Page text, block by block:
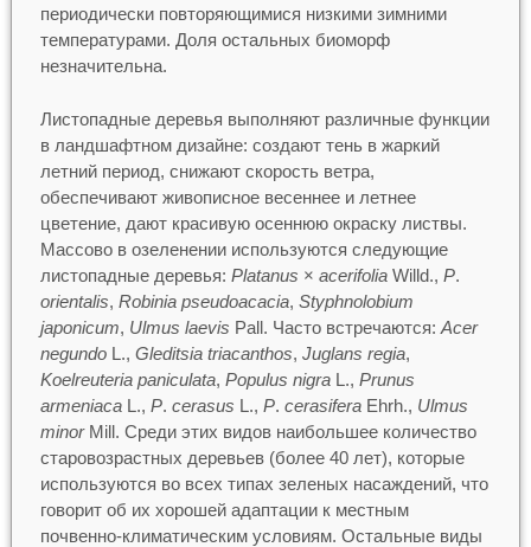
периодически повторяющимися низкими зимними
температурами. Доля остальных биоморф
незначительна.
Листопадные деревья выполняют различные функции
в ландшафтном дизайне: создают тень в жаркий
летний период, снижают скорость ветра,
обеспечивают живописное весеннее и летнее
цветение, дают красивую осеннюю окраску листвы.
Массово в озеленении используются следующие
листопадные деревья: Platanus × acerifoliaWilld., P.
orientalis, Robinia pseudoacacia, Styphnolobium
japonicum, Ulmus laevis Pall. Часто встречаются: Acer
negundoL., Gleditsia triacanthos, Juglans regia,
Koelreuteria paniculata, Populus nigraL., Prunus
armeniacaL., P. cerasus L., P. cerasiferaEhrh., Ulmus
minorMill. Среди этих видов наибольшее количество
старовозрастных деревьев (более 40 лет), которые
используются во всех типах зеленых насаждений, что
говорит об их хорошей адаптации к местным
почвенно-климатическим условиям. Остальные виды